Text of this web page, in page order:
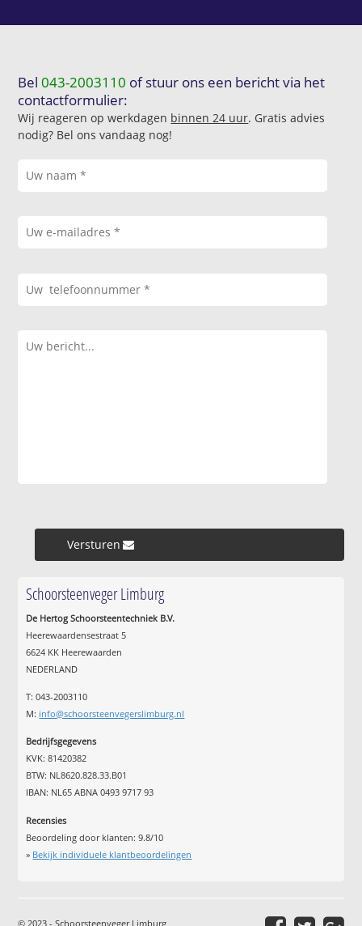
Bel043-2003110 of stuur ons een bericht via het
contactformulier:
Wij reageren op werkdagen binnen 24 uur. Gratis advies
nodig? Bel ons vandaag nog!
Versturen »
Schoorsteenveger Limburg
De Hertog Schoorsteentechniek B.V.
Heerewaardensestraat 5
6624 KK Heerewaarden
NEDERLAND
T: 043-2003110
M: info@schoorsteenvegerslimburg.nl
Bedrijfsgegevens
KVK: 81420382
BTW: NL8620.828.33.B01
IBAN: NL65 ABNA 0493 9717 93
Recensies
Beoordeling door klanten:9.8/10
» Bekijk individuele klantbeoordelingen
© 2023 - Schoorsteenveger Limburg